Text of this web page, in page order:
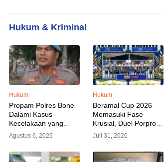
Hukum & Kriminal
Hukum
Propam Polres Bone
Dalami Kasus
Kecelakaan yang
Libatkan Oknum
Polisi, Pelaku Sudah
Diamankan
Agustus 6, 2026
Hukum
Beramal Cup 2026
Memasuki Fase
Krusial, Duel Porprov
Bone vs Trikora Wajo
Jadi Sorotan Malam
Ini
Juli 31, 2026